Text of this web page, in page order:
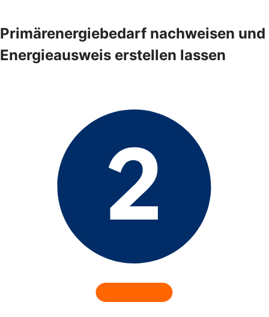
Primärenergiebedarf nachweisen und
Energieausweis erstellen lassen